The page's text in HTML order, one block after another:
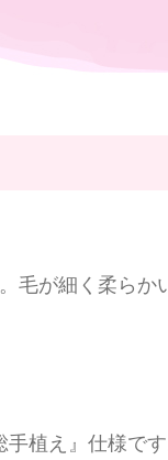
毛が細く柔ら
植え』仕様で